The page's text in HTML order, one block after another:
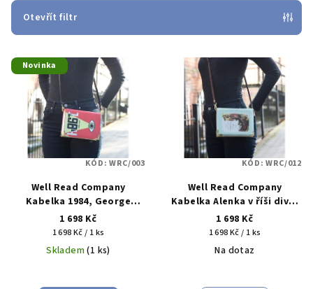
r
o
d
Otevřít filtr
V
ý
Novinka
Well Read Company
Kabelka 1984, George
Orwell - malá
1 698 Kč
Měrná
cena:
1 698 Kč / 1 ks
Skladem(1 ks)
KÓD:WRC/003
Well Read Company
Kabelka Alenka v říši divů,
Lewis Carroll - malá
1 698 Kč
Měrná
cena:
1 698 Kč / 1 ks
Na dotaz
KÓD:WRC/012